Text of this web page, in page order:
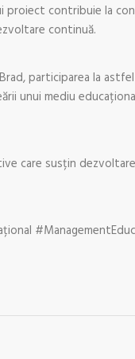
proiect contribuie la
continuă.
participarea la
unui mediu
care susțin